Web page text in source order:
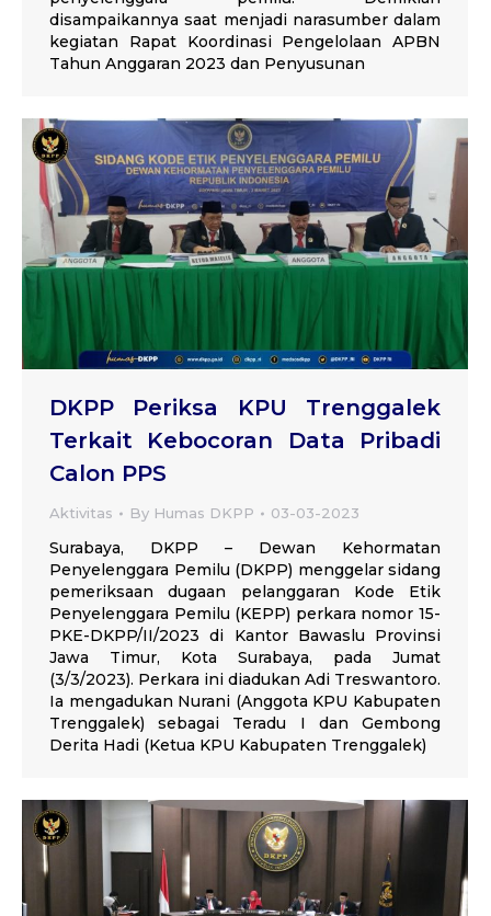
disampaikannya saat menjadi narasumber dalam
kegiatan Rapat Koordinasi Pengelolaan APBN
Tahun Anggaran 2023 dan Penyusunan
DKPP Periksa KPU Trenggalek
Terkait Kebocoran Data Pribadi
Calon PPS
Aktivitas By Humas DKPP 03-03-2023
Surabaya, DKPP – Dewan Kehormatan
Penyelenggara Pemilu (DKPP) menggelar sidang
pemeriksaan dugaan pelanggaran Kode Etik
Penyelenggara Pemilu (KEPP) perkara nomor 15-
PKE-DKPP/II/2023 di Kantor Bawaslu Provinsi
Jawa Timur, Kota Surabaya, pada Jumat
(3/3/2023). Perkara ini diadukan Adi Treswantoro.
Ia mengadukan Nurani (Anggota KPU Kabupaten
Trenggalek) sebagai Teradu I dan Gembong
Derita Hadi (Ketua KPU Kabupaten Trenggalek)